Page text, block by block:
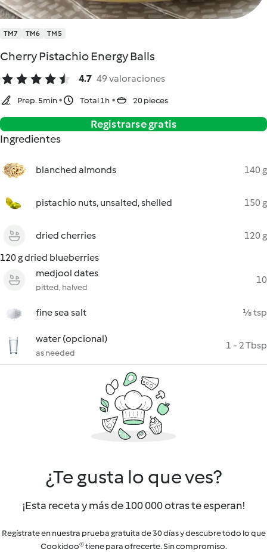
TM7 TM6 TM5
Cherry Pistachio Energy Balls
4.7 49 valoraciones
Prep. 5min Total 1h 20 pieces
Registrarse gratis
Ingredientes
blanched almonds 140 g
pistachio nuts, unsalted, shelled 150 g
dried cherries
120 g
120 g dried blueberries
medjool dates
pitted, halved
10
fine sea salt ⅛ tsp
water (opcional)
as needed
1 - 2 Tbsp
¿Te gusta lo que ves?
¡Esta receta y más de 100 000 otras te esperan!
Regístrate en nuestra prueba gratuita de 30 días y descubre todo lo que
Cookidoo® tiene para ofrecerte. Sin compromiso.